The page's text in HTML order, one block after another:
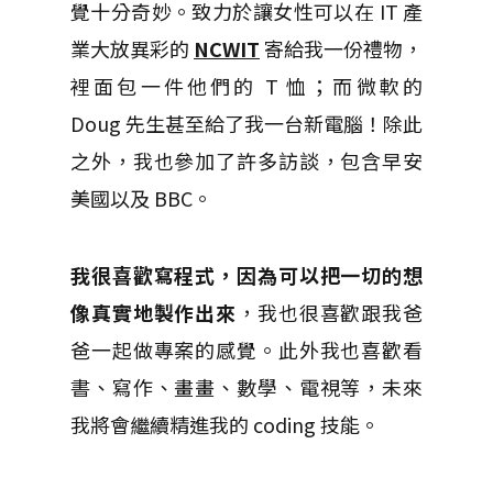
覺十分奇妙。致力於讓女性可以在 IT 產
業大放異彩的 NCWIT 寄給我一份禮物，
裡面包一件他們的 T 恤；而微軟的
Doug 先生甚至給了我一台新電腦！除此
之外，我也參加了許多訪談，包含早安
美國以及 BBC。
我很喜歡寫程式，因為可以把一切的想
像真實地製作出來 ，我也很喜歡跟我爸
爸一起做專案的感覺。此外我也喜歡看
書、寫作、畫畫、數學、電視等，未來
我將會繼續精進我的 coding 技能。